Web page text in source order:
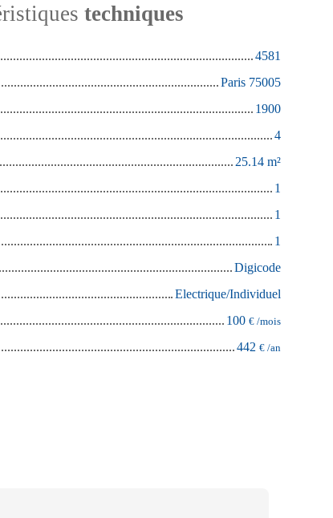
techniques
4581
Paris 75005
1900
4
25.14 m²
1
1
1
Digicode
Electrique/Individuel
100 € /mois
442 € /an